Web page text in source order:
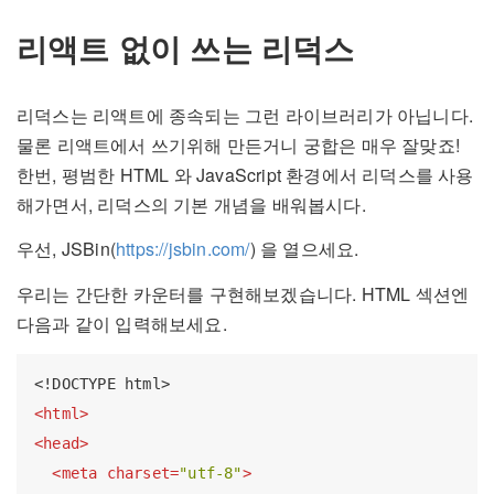
리액트 없이 쓰는 리덕스
리덕스는 리액트에 종속되는 그런 라이브러리가 아닙니다.
물론 리액트에서 쓰기위해 만든거니 궁합은 매우 잘맞죠!
한번, 평범한 HTML 와 JavaScript 환경에서 리덕스를 사용
해가면서, 리덕스의 기본 개념을 배워봅시다.
우선, JSBin(https://jsbin.com/) 을 열으세요.
우리는 간단한 카운터를 구현해보겠습니다. HTML 섹션엔
다음과 같이 입력해보세요.
<!DOCTYPE html>
<html>
<head>
<meta charset="utf-8">